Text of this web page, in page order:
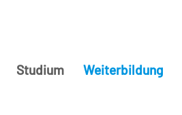
Studium Weiterbildung